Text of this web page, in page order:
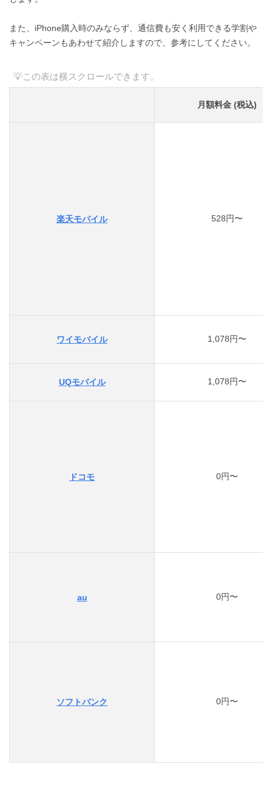
また、iPhone購入時のみならず、通信費も安く利用できる学割や
キャンペーンもあわせて紹介しますので、参考にしてください。
月額料金 (税込)
楽天モバイル 528円〜
ワイモバイル 1,078円〜
UQモバイル 1,078円〜
ドコモ 0円〜
au 0円〜
ソフトバンク 0円〜